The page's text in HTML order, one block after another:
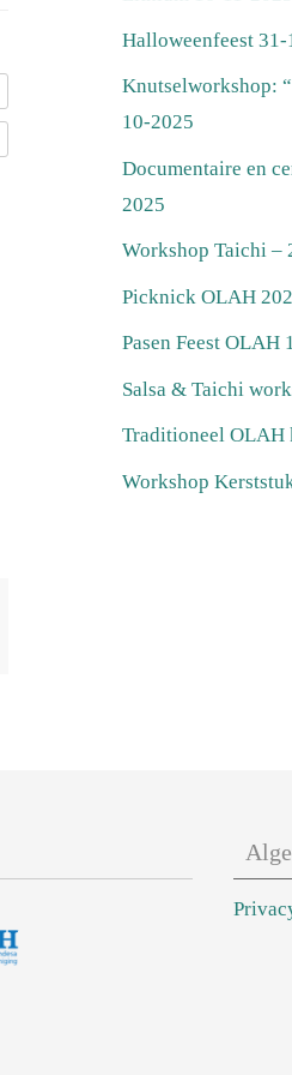
Halloweenfeest
Knutselworkshop:
10-2025
Documentaire en
2025
Workshop Taichi –
Picknick OLAH
Pasen Feest OLAH
Salsa & Taichi
Traditioneel OLAH
Workshop